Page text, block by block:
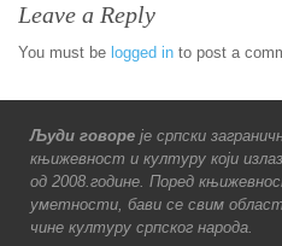
Leave a Reply
You must be logged in to post a
Људи говоре је српски
књижевност и културу који
од 2008.године. Поред
уметности, бави се свим
чине културу српског народа.